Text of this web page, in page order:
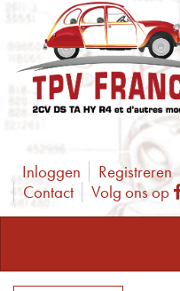
Inloggen Registreren
Contact
Volg ons op